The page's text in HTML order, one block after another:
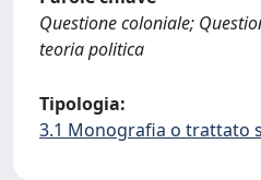
Questione coloniale;
teoria politica
Tipologia:
3.1 Monografia o trattato